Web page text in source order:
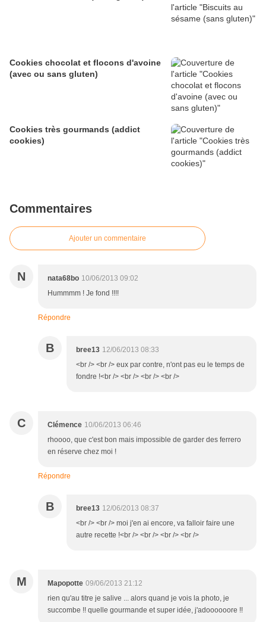
Cookies chocolat et flocons d'avoine
(avec ou sans gluten)
Cookies très gourmands (addict
cookies)
Commentaires
Ajouter un commentaire
N nata68bo 10/06/2013 09:02
Hummmm ! Je fond !!!!
Répondre
B bree13 12/06/2013 08:33
<br /> <br /> eux par contre, n'ont pas eu le temps de
fondre !<br /> <br /> <br /> <br />
C Clémence 10/06/2013 06:46
rhoooo, que c'est bon mais impossible de garder des ferrero
en réserve chez moi !
Répondre
B bree13 12/06/2013 08:37
<br /> <br /> moi j'en ai encore, va falloir faire une
autre recette !<br /> <br /> <br /> <br />
M Mapopotte 09/06/2013 21:12
rien qu'au titre je salive ... alors quand je vois la photo, je
succombe !! quelle gourmande et super idée, j'adoooooore !!